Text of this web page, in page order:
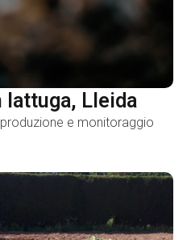
lattuga, Lleida
e monitoraggio